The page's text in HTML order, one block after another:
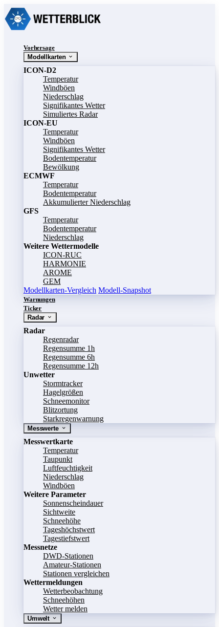
Vorhersage
Modellkarten
ICON-D2
Temperatur
Windböen
Niederschlag
Signifikantes Wetter
Simuliertes Radar
ICON-EU
Temperatur
Windböen
Signifikantes Wetter
Bodentemperatur
Bewölkung
ECMWF
Temperatur
Bodentemperatur
Akkumulierter Niederschlag
GFS
Temperatur
Bodentemperatur
Niederschlag
Weitere Wettermodelle
ICON-RUC
HARMONIE
AROME
GEM
Modellkarten-Vergleich Modell-Snapshot
Warnungen
Ticker
Radar
Radar
Regenradar
Regensumme 1h
Regensumme 6h
Regensumme 12h
Unwetter
Stormtracker
Hagelgrößen
Schneemonitor
Blitzortung
Starkregenwarnung
Messwerte
Messwertkarte
Temperatur
Taupunkt
Luftfeuchtigkeit
Niederschlag
Windböen
Weitere Parameter
Sonnenscheindauer
Sichtweite
Schneehöhe
Tageshöchstwert
Tagestiefstwert
Messnetze
DWD-Stationen
Amateur-Stationen
Stationen vergleichen
Wettermeldungen
Wetterbeobachtung
Schneehöhen
Wetter melden
Umwelt